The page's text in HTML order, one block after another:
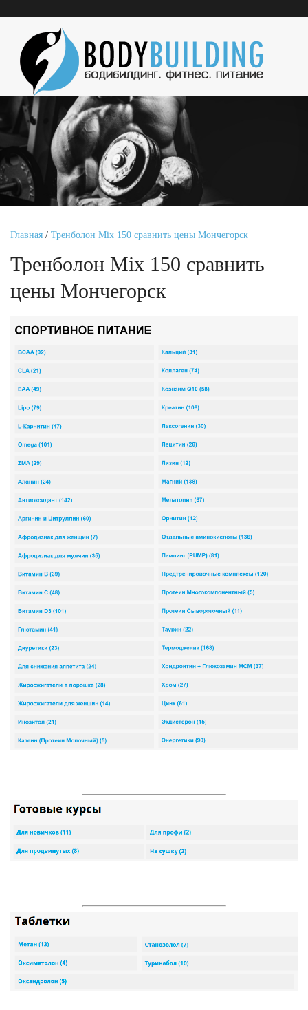
Главная / Тренболон Mix 150 сравнить цены Мончегорск
Тренболон Mix 150 сравнить
цены Мончегорск